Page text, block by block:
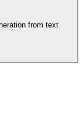
from text